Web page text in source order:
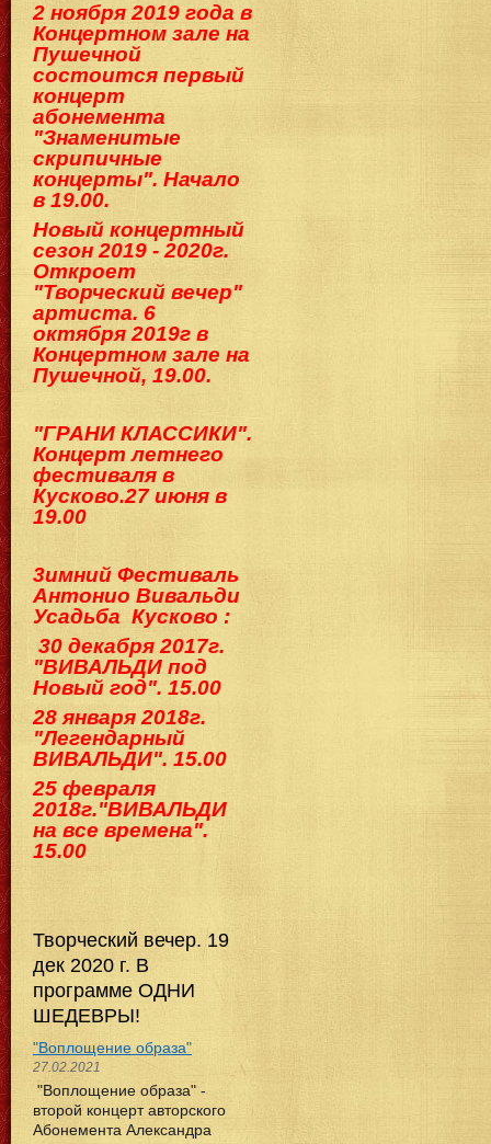
2 ноября 2019 года в
Концертном зале на
Пушечной
состоится первый
концерт
абонемента
"Знаменитые
скрипичные
концерты". Начало
в 19.00.
Новый концертный
сезон 2019 - 2020г.
Откроет
"Творческий вечер"
артиста. 6
октября 2019г в
Концертном зале на
Пушечной, 19.00.
"ГРАНИ КЛАССИКИ".
Концерт летнего
фестиваля в
Кусково.27 июня в
19.00
3имний Фестиваль
Антонио Вивальди
Усадьба Кусково :
30 декабря 2017г.
"ВИВАЛЬДИ под
Новый год". 15.00
28 января 2018г.
"Легендарный
ВИВАЛЬДИ". 15.00
25 февраля
2018г."ВИВАЛЬДИ
на все времена".
15.00
Творческий вечер. 19
дек 2020 г. В
программе ОДНИ
ШЕДЕВРЫ!
"Воплощение образа"
27.02.2021
"Воплощение образа" -
второй концерт авторского
Абонемента Александра